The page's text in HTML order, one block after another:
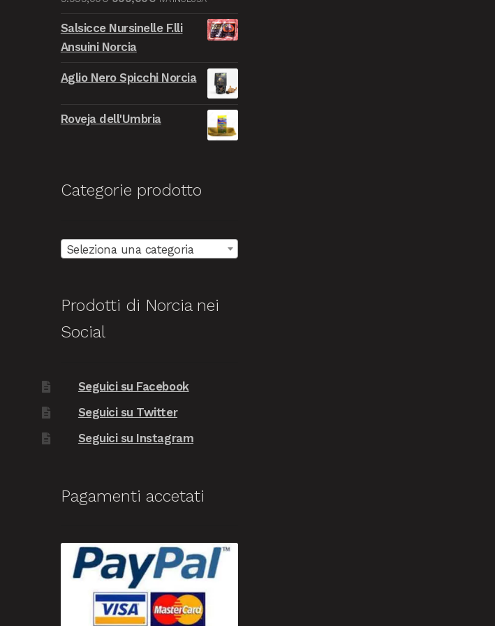
9.999,00€.999,00€.
originale
era:
9.999,00€.
attuale
999,00€.
Salsicce Nursinelle F.lli
Ansuini Norcia
Aglio Nero Spicchi Norcia
Roveja dell'Umbria
Categorie prodotto
Seleziona una categoria
Prodotti di Norcia nei
Social
Seguici su Facebook
Seguici su Twitter
Seguici su Instagram
Pagamenti accetati